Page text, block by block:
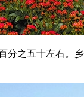
分之五十左右。